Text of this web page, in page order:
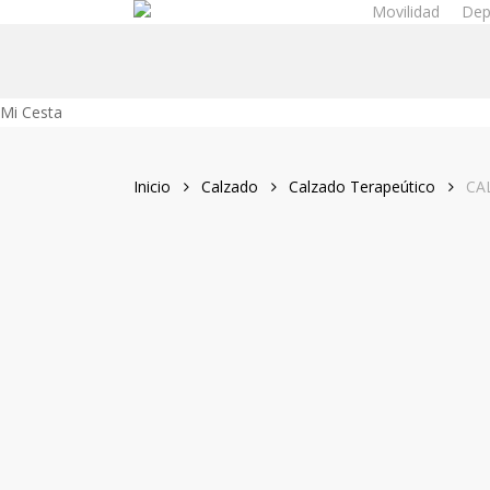
Movilidad
Mi Cesta
Inicio Calzado Calzado Terapeútico